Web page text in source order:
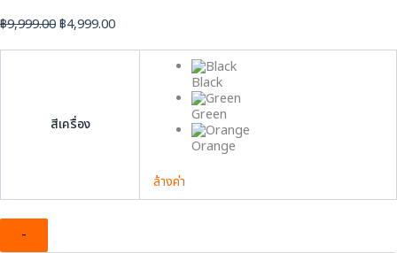
฿9,999.00฿4,999.00
สีเครื่อง
Black
Green
Orange
ล้างค่า
-